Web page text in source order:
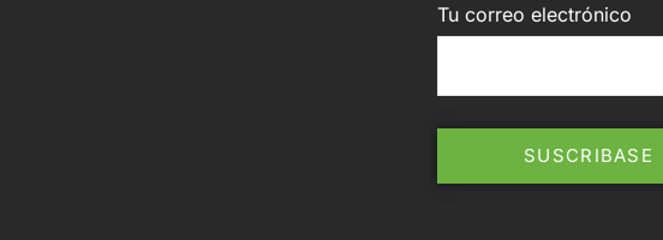
Tu correo electrónico